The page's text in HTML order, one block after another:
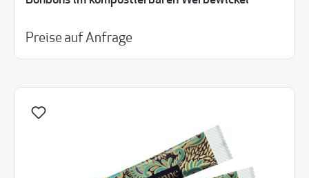
Preise auf Anfrage